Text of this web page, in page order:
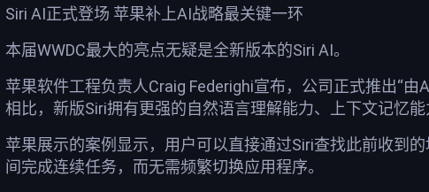
Siri AI正式登场 苹果补上AI战略最关键一环
本届WWDC最大的亮点无疑是全新版本的Siri AI。
苹果软件工程负责人Craig Federighi宣布，公司正式推出“
相比，新版Siri拥有更强的自然语言理解能力、上下文记忆能
苹果展示的案例显示，用户可以直接通过Siri查找此前收到
间完成连续任务，而无需频繁切换应用程序。